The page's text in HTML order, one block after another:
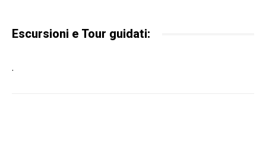
Escursioni e Tour guidati:
.